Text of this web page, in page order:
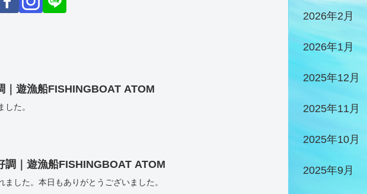
遊漁船FISHINGBOAT ATOM
た。
｜遊漁船FISHINGBOAT ATOM
した。本日もありがとうございました。
2026年2月
2026年1月
2025年12月
2025年11月
2025年10月
2025年9月